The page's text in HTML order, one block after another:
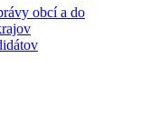
obcí a do